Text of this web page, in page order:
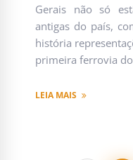
Gerais não só
antigas do país,
história
primeira ferrovia
LEIA MAIS